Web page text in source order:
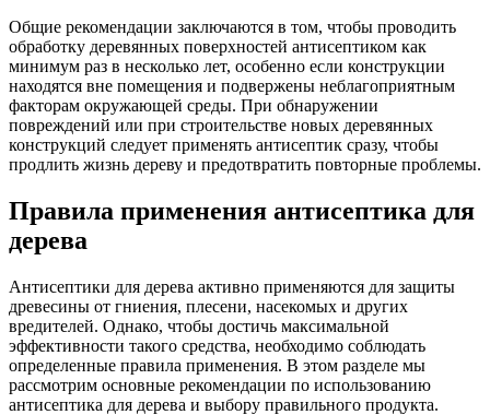
Общие рекомендации заключаются в том, чтобы проводить
обработку деревянных поверхностей антисептиком как
минимум раз в несколько лет, особенно если конструкции
находятся вне помещения и подвержены неблагоприятным
факторам окружающей среды. При обнаружении
повреждений или при строительстве новых деревянных
конструкций следует применять антисептик сразу, чтобы
продлить жизнь дереву и предотвратить повторные проблемы.
Правила применения антисептика для
дерева
Антисептики для дерева активно применяются для защиты
древесины от гниения, плесени, насекомых и других
вредителей. Однако, чтобы достичь максимальной
эффективности такого средства, необходимо соблюдать
определенные правила применения. В этом разделе мы
рассмотрим основные рекомендации по использованию
антисептика для дерева и выбору правильного продукта.